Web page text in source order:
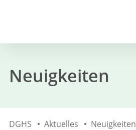
Neuigkeiten
DGHS Aktuelles Neuigkeiten